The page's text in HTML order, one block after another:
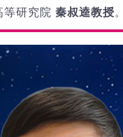
等研究院 秦叔逵教授